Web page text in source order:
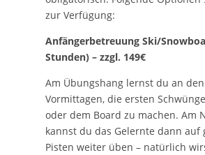
zur Verfügung:
Anfängerbetreuung Ski/
Stunden) – zzgl. 149€
Am Übungshang lernst du an
Vormittagen, die ersten
oder dem Board zu machen. Am
kannst du das Gelernte dann auf
Pisten weiter üben – natürlich